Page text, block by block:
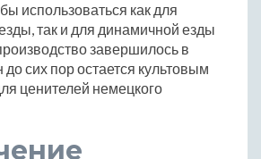
использоваться как для
так и для динамичной езды
завершилось в
до сих пор остается культовым
ценителей немецкого